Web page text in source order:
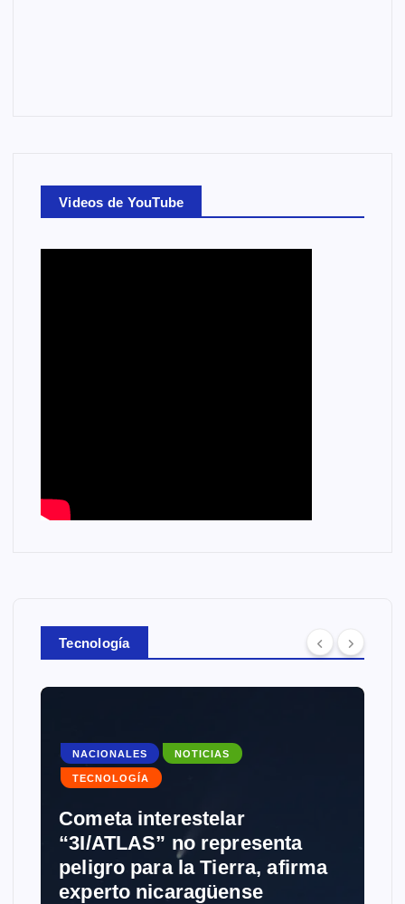
Videos de YouTube
Tecnología
NACIONALES NOTICIAS
TECNOLOGÍA
Cometa interestelar
“3I/ATLAS” no representa
peligro para la Tierra, afirma
experto nicaragüense